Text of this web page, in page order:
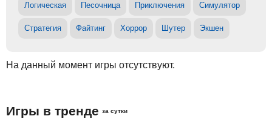
Логическая Песочница Приключения Симулятор
Стратегия Файтинг Хоррор Шутер Экшен
На данный момент игры отсутствуют.
Игры в тренде за сутки